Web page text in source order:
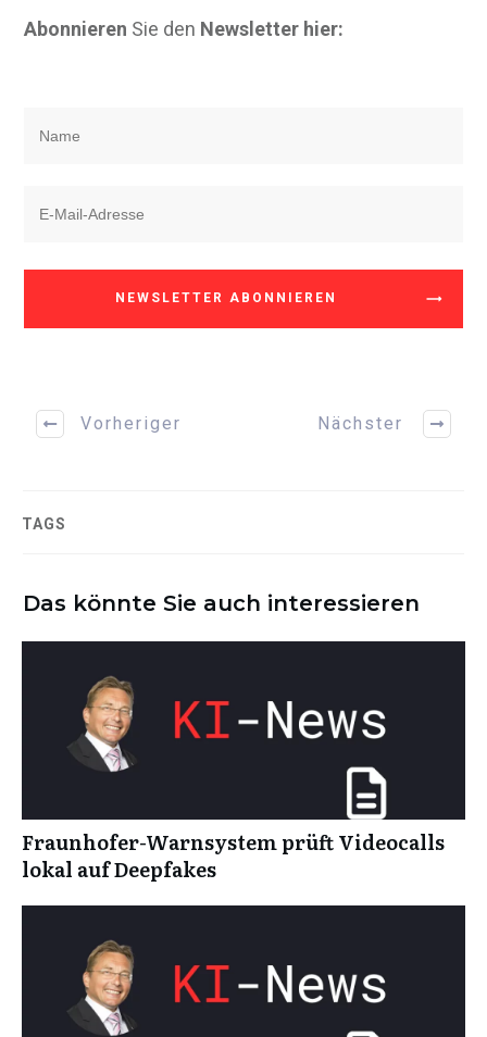
Abonnieren Sie den Newsletter hier:
NEWSLETTER ABONNIEREN
Vorheriger Nächster
TAGS
Das könnte Sie auch interessieren
Fraunhofer-Warnsystem prüft Videocalls
lokal auf Deepfakes